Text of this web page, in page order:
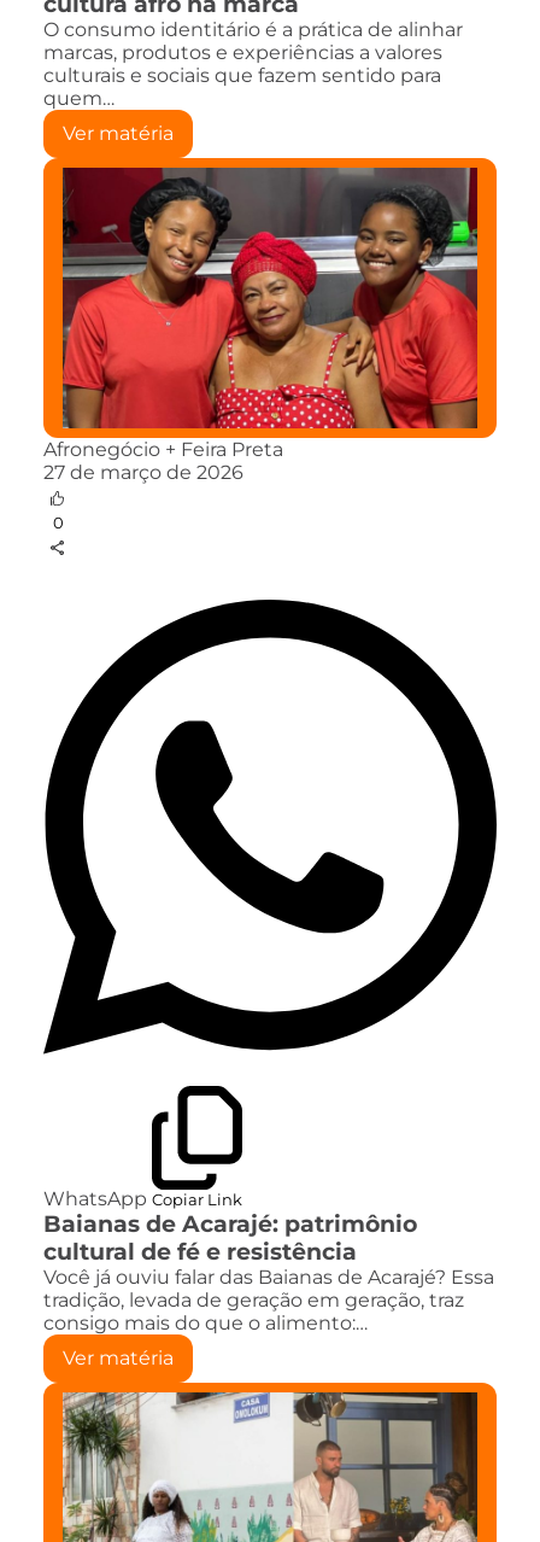
O consumo identitário é a prática de alinhar
marcas, produtos e experiências a valores
culturais e sociais que fazem sentido para
quem…
Ver matéria
Afronegócio + Feira Preta
27 de março de 2026
0
WhatsApp Copiar Link
Baianas de Acarajé: patrimônio
cultural de fé e resistência
Você já ouviu falar das Baianas de Acarajé? Essa
tradição, levada de geração em geração, traz
consigo mais do que o alimento:…
Ver matéria